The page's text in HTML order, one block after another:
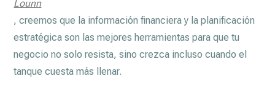
Lounn
, creemos que la información financiera y la planificación
estratégica son las mejores herramientas para que tu
negocio no solo resista, sino crezca incluso cuando el
tanque cuesta más llenar.